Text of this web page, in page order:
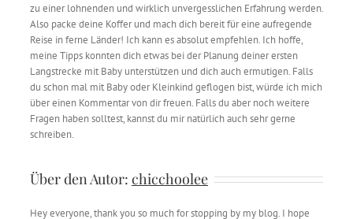
zu einer lohnenden und wirklich unvergesslichen Erfahrung werden.
Also packe deine Koffer und mach dich bereit für eine aufregende
Reise in ferne Länder! Ich kann es absolut empfehlen. Ich hoffe,
meine Tipps konnten dich etwas bei der Planung deiner ersten
Langstrecke mit Baby unterstützen und dich auch ermutigen. Falls
du schon mal mit Baby oder Kleinkind geflogen bist, würde ich mich
über einen Kommentar von dir freuen. Falls du aber noch weitere
Fragen haben solltest, kannst du mir natürlich auch sehr gerne
schreiben.
Über den Autor: chicchoolee
Hey everyone, thank you so much for stopping by my blog. I hope